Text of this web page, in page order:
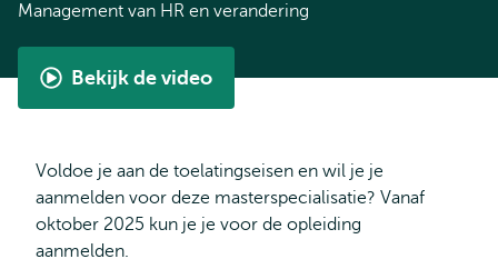
Management van HR en verandering
Bekijk de video
Student
Q&A
Master
Management
Voldoe je aan de toelatingseisen en wil je je
aanmelden voor deze masterspecialisatie? Vanaf
oktober 2025 kun je je voor de opleiding
aanmelden.